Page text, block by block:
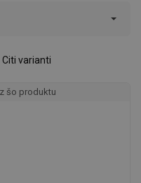
Citi varianti
šo produktu